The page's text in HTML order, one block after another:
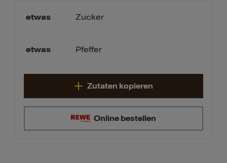
etwas
etwas
Zucker
Pfeffer
Online bestellen
Zutaten kopieren